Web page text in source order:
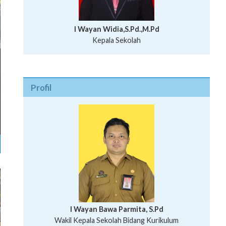
I Wayan Widia,S.Pd.,M.Pd
Kepala Sekolah
Profil
I Wayan Bawa Parmita, S.Pd
I Wayan Gede Aditya Pratita, S.Pd., M.Sn
Ni Wayan Nopi Sutantri, S.Pd.